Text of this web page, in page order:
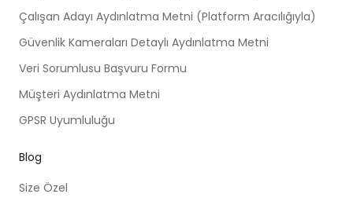
Çalışan Adayı Aydınlatma Metni (Platform Aracılığıyla)
Güvenlik Kameraları Detaylı Aydınlatma Metni
Veri Sorumlusu Başvuru Formu
Müşteri Aydınlatma Metni
GPSR Uyumluluğu
Blog
Size Özel